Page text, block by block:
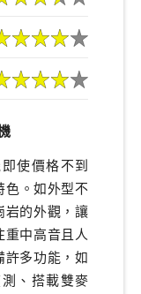
使價格不到
色。如外型不
岩的外觀，讓
重中高音且人
許多功能，如
、搭載雙麥